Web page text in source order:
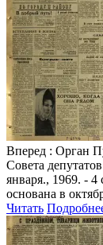
Вперед : Орган
Совета
января., 1969. - 4
основана в
Читать